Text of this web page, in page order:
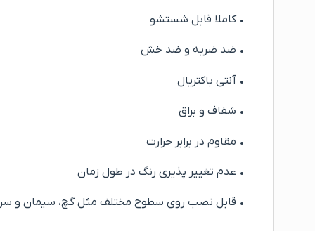
• کاملا قابل شستشو
• ضد ضربه و ضد خش
• آنتی باکتریال
• شفاف و براق
• مقاوم در برابر حرارت
• عدم تغییر پذیری رنگ در طول زمان
• قابل نصب روی سطوح مختلف مثل گچ، سیمان و